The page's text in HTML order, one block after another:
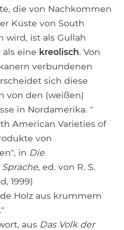
die von Nachkommen
Küste von South
wird, ist als Gullah
eine kreolisch. Von
verbundenen
sich diese
von den (weißen)
in Nordamerika. "
American Varieties of
von
in Die
, ed. von R. S.
1999)
Holz aus krummem
aus Das Volk der